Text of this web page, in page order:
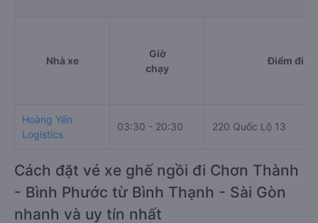
Nhà xe
Giờ
chạy
Điểm đi
Hoàng Yến
Logistics
03:30 - 20:30 220 Quốc Lộ 13
Cách đặt vé xe ghế ngồi đi Chơn Thành
- Bình Phước từ Bình Thạnh - Sài Gòn
nhanh và uy tín nhất